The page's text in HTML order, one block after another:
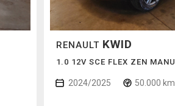
RENAULT KWID
1.0 12V SCE FLEX ZEN
2024/2025 50.000 km